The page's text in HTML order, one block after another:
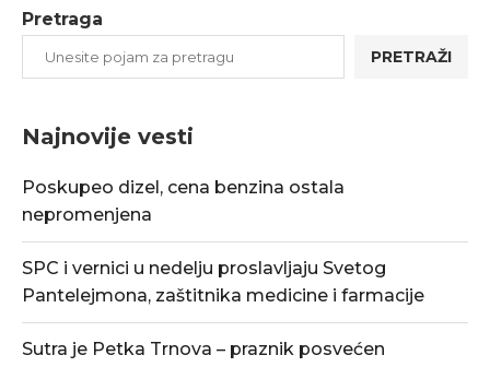
Pretraga
PRETRAŽI
Najnovije vesti
Poskupeo dizel, cena benzina ostala
nepromenjena
SPC i vernici u nedelju proslavljaju Svetog
Pantelejmona, zaštitnika medicine i farmacije
Sutra je Petka Trnova – praznik posvećen